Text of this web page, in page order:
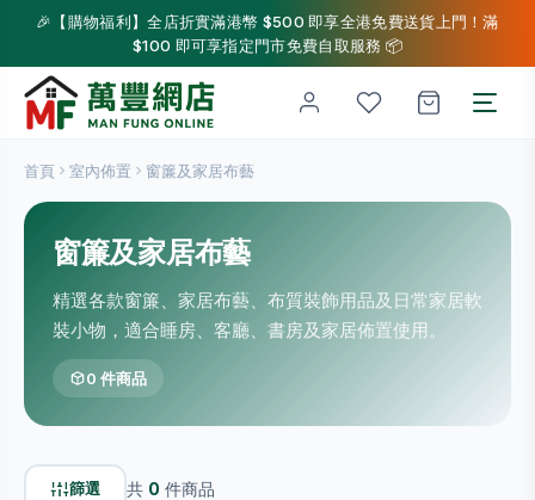
🎉【購物福利】全店折實滿港幣 $500 即享全港免費送貨上門！滿
$100 即可享指定門市免費自取服務 📦
首頁 室內佈置 窗簾及家居布藝
窗簾及家居布藝
精選各款窗簾、家居布藝、布質裝飾用品及日常家居軟
裝小物，適合睡房、客廳、書房及家居佈置使用。
0 件商品
篩選 共 0 件商品